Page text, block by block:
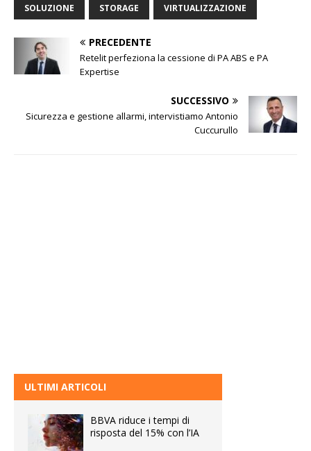
SOLUZIONE STORAGE VIRTUALIZZAZIONE
PRECEDENTE
Retelit perfeziona la cessione di PA ABS e PA
Expertise
SUCCESSIVO
Sicurezza e gestione allarmi, intervistiamo Antonio
Cuccurullo
ULTIMI ARTICOLI
BBVA riduce i tempi di
risposta del 15% con l’IA